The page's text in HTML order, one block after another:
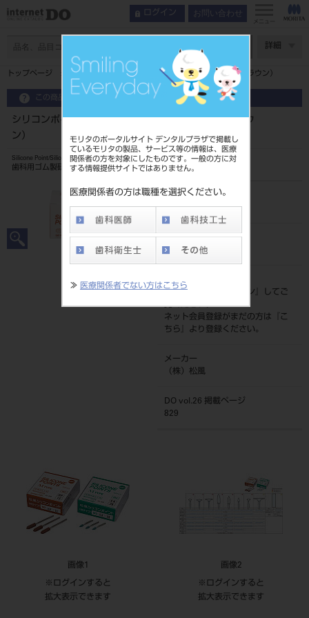
モリタのポータルサイト デンタルプラザで掲載し
ているモリタの製品、サービス等の情報は、医療
関係者の方を対象にしたものです。一般の方に対
する情報提供サイトではありません。
医療関係者の方は職種を選択ください。
≫ 医療関係者でない方はこちら
ログイン お問い合わせ
メニュー
詳細
トップページ シリコンポイントHPラボパック72入＃28 M2（ブラウン）
この商品に関するお問い合わせ
シリコンポイントHPラボパック72入＃28 M2（ブラウ
ン）
Silicone Point/Silicone Polishing Stick
歯科用ゴム製研磨材
品目コード
20432032528BR
JAN/EANコード
4548162041432
標準価格
価格の確認は『
ログイン
』してご
覧ください。
ネット会員登録がまだの方は『
こ
ちら
』より登録ください。
メーカー
（株）松風
DO vol.26 掲載ページ
829
画像1
※ログインすると
拡大表示できます
画像2
※ログインすると
拡大表示できます